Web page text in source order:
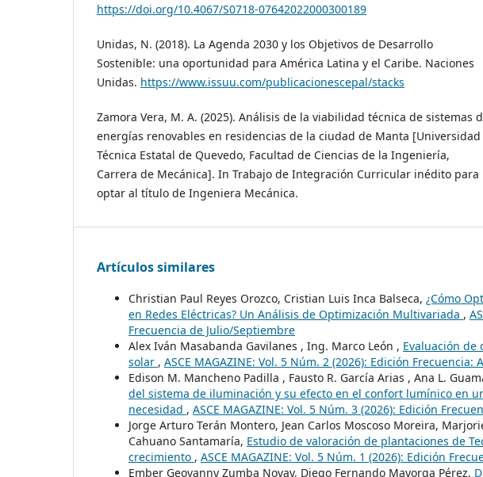
https://doi.org/10.4067/S0718-07642022000300189
Unidas, N. (2018). La Agenda 2030 y los Objetivos de Desarrollo
Sostenible: una oportunidad para América Latina y el Caribe. Naciones
Unidas. https://www.issuu.com/publicacionescepal/stacks
Zamora Vera, M. A. (2025). Análisis de la viabilidad técnica de sistemas
energías renovables en residencias de la ciudad de Manta [Universidad
Técnica Estatal de Quevedo, Facultad de Ciencias de la Ingeniería,
Carrera de Mecánica]. In Trabajo de Integración Curricular inédito para
optar al título de Ingeniera Mecánica.
Artículos similares
Christian Paul Reyes Orozco, Cristian Luis Inca Balseca, ¿Cómo
en Redes Eléctricas? Un Análisis de Optimización Multivariada ,
Frecuencia de Julio/Septiembre
Alex Iván Masabanda Gavilanes , Ing. Marco León , Evaluación de
solar , ASCE MAGAZINE: Vol. 5 Núm. 2 (2026): Edición Frecuencia:
Edison M. Mancheno Padilla , Fausto R. García Arias , Ana L.
del sistema de iluminación y su efecto en el confort lumínico en
necesidad , ASCE MAGAZINE: Vol. 5 Núm. 3 (2026): Edición
Jorge Arturo Terán Montero, Jean Carlos Moscoso Moreira,
Cahuano Santamaría, Estudio de valoración de plantaciones de
crecimiento , ASCE MAGAZINE: Vol. 5 Núm. 1 (2026): Edición
Ember Geovanny Zumba Novay, Diego Fernando Mayorga Pérez,